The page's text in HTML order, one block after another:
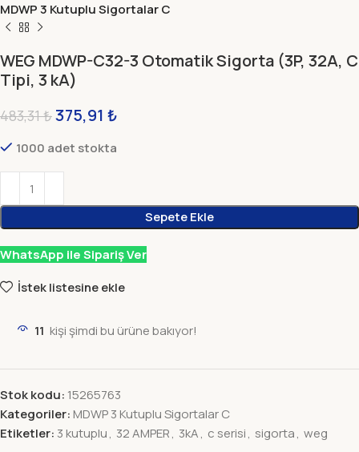
MDWP 3 Kutuplu Sigortalar C
WEG MDWP-C32-3 Otomatik Sigorta (3P, 32A, C
Tipi, 3 kA)
483,31₺375,91 ₺
1000 adet stokta
Sepete Ekle
WhatsApp ile Sipariş Ver
İstek listesine ekle
11 kişi şimdi bu ürüne bakıyor!
Stok kodu: 15265763
Kategoriler: MDWP 3 Kutuplu Sigortalar C
Etiketler: 3 kutuplu, 32 AMPER, 3kA, c serisi, sigorta, weg